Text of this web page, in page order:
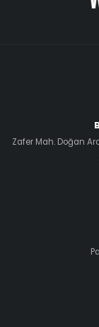
Zafer Mah. Doğan